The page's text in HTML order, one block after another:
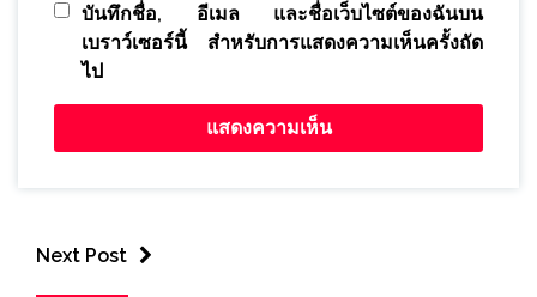
บันทึกชื่อ, อีเมล และชื่อเว็บไซต์ของฉันบน
เบราว์เซอร์นี้ สำหรับการแสดงความเห็นครั้งถัด
ไป
Next Post